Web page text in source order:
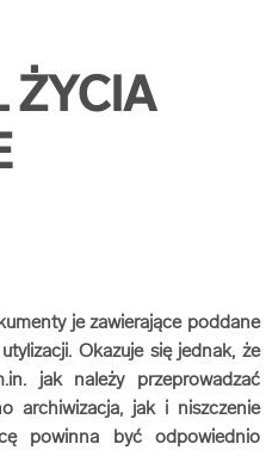
ŻYCIA
je zawierające poddane
Okazuje się jednak, że
jak należy przeprowadzać
archiwizacja, jak i niszczenie
powinna być odpowiednio